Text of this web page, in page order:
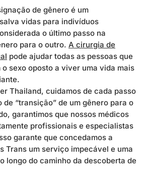
de gênero é um
vidas para indivíduos
o último passo na
para o outro. A cirurgia de
pode ajudar todas as pessoas que
sexo oposto a viver uma vida mais
Thailand, cuidamos de cada passo
“transição” de um gênero para o
garantimos que nossos médicos
profissionais e especialistas
garante que concedamos a
Trans um serviço impecável e uma
longo do caminho da descoberta de